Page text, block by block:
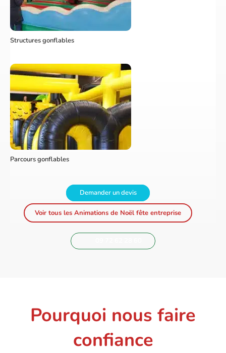
Structures gonflables
Parcours gonflables
Demander un devis
Voir tous les Animations de Noël fête entreprise
Pourquoi nous faire
confiance